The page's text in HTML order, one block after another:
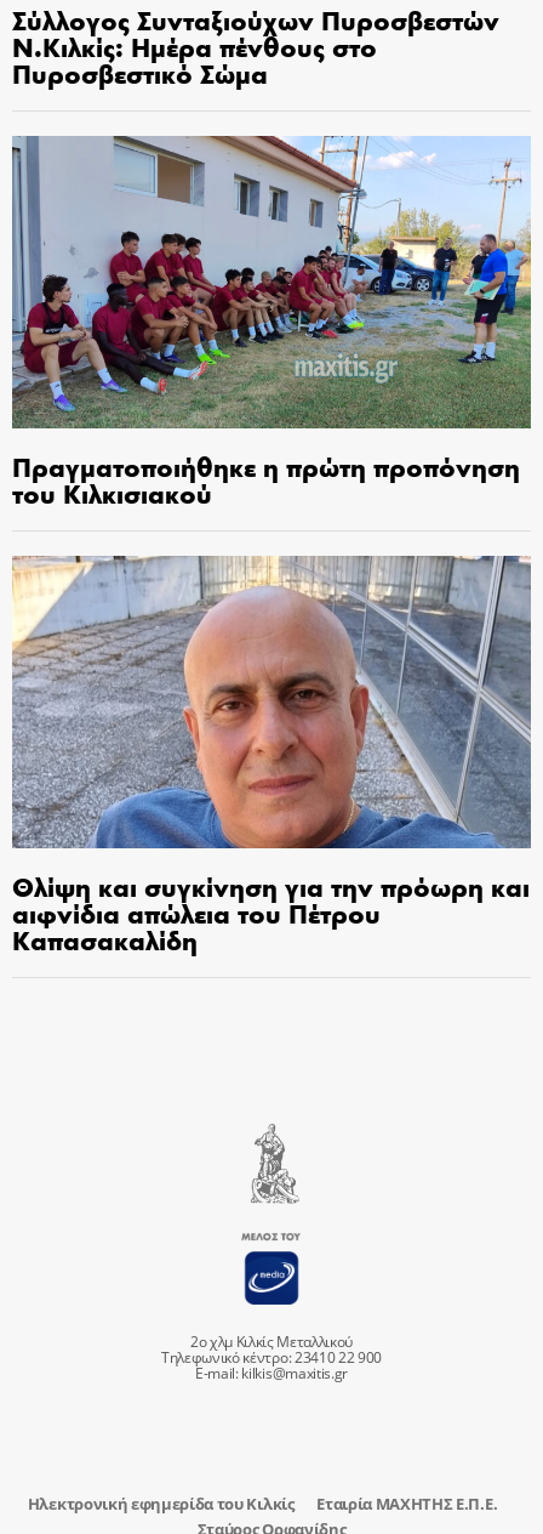
Σύλλογος Συνταξιούχων Πυροσβεστών
Ν.Κιλκίς: Ημέρα πένθους στο
Πυροσβεστικό Σώμα
Πραγματοποιήθηκε η πρώτη προπόνηση
του Κιλκισιακού
Θλίψη και συγκίνηση για την πρόωρη και
αιφνίδια απώλεια του Πέτρου
Καπασακαλίδη
2ο χλμ Κιλκίς Μεταλλικού
Τηλεφωνικό κέντρο: 23410 22 900
E-mail:kilkis@maxitis.gr
Ηλεκτρονική εφημερίδα του Κιλκίς
Εταιρία ΜΑΧΗΤΗΣ Ε.Π.Ε.
Σταύρος Ορφανίδης